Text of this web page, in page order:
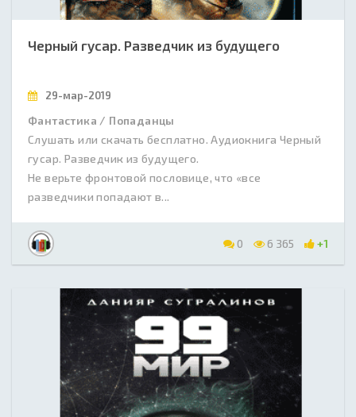
Черный гусар. Разведчик из будущего
29-мар-2019
Фантастика / Попаданцы
Слушать или скачать бесплатно. Аудиокнига Черный
гусар. Разведчик из будущего.
Не верьте фронтовой пословице, что «все
разведчики попадают в...
0 6 365 +1